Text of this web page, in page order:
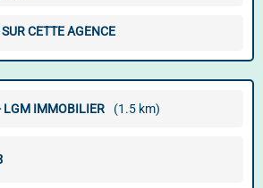
CETTE AGENCE
LGM IMMOBILIER (1.5 km)